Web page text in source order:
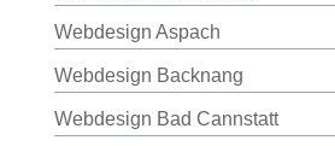
Webdesign Aspach
Webdesign Backnang
Webdesign Bad Cannstatt